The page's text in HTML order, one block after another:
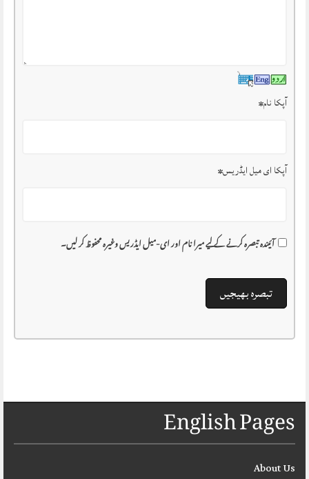
آپکا نام*
آپکا ای میل ایڈریس*
آئیندہ تبصرہ کرنے کے لیے میرا نام اور ای-میل ایڈریس وغیرہ محفوظ کر لیں۔
English Pages
About Us